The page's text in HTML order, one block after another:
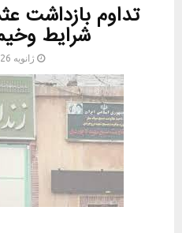
تداوم بازداشت
شرایط
ژانویه 26, 2024